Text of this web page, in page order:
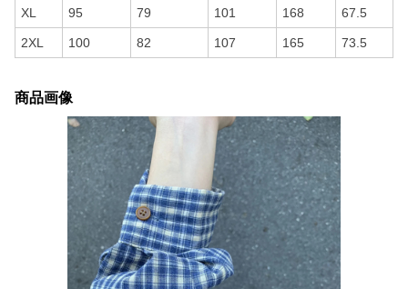
XL 95 79 101 168 67.5
2XL 100 82 107 165 73.5
商品画像